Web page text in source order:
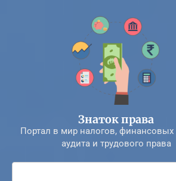
Знаток права
Портал в мир налогов, финансовых
аудита и трудового права
Поиск: